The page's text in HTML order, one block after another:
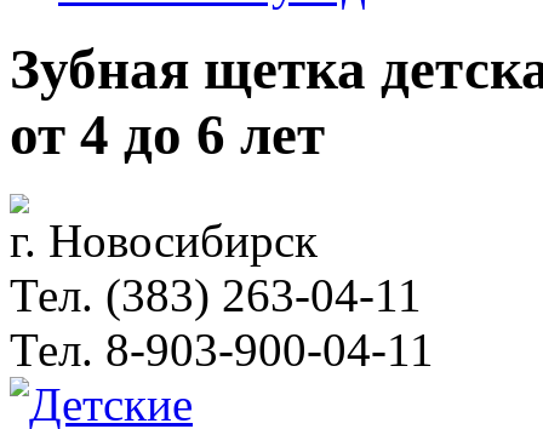
Зубная щетка
от 4 до 6 лет
г. Новосибирск
Тел. (383) 263-04-11
Тел. 8-903-900-04-11